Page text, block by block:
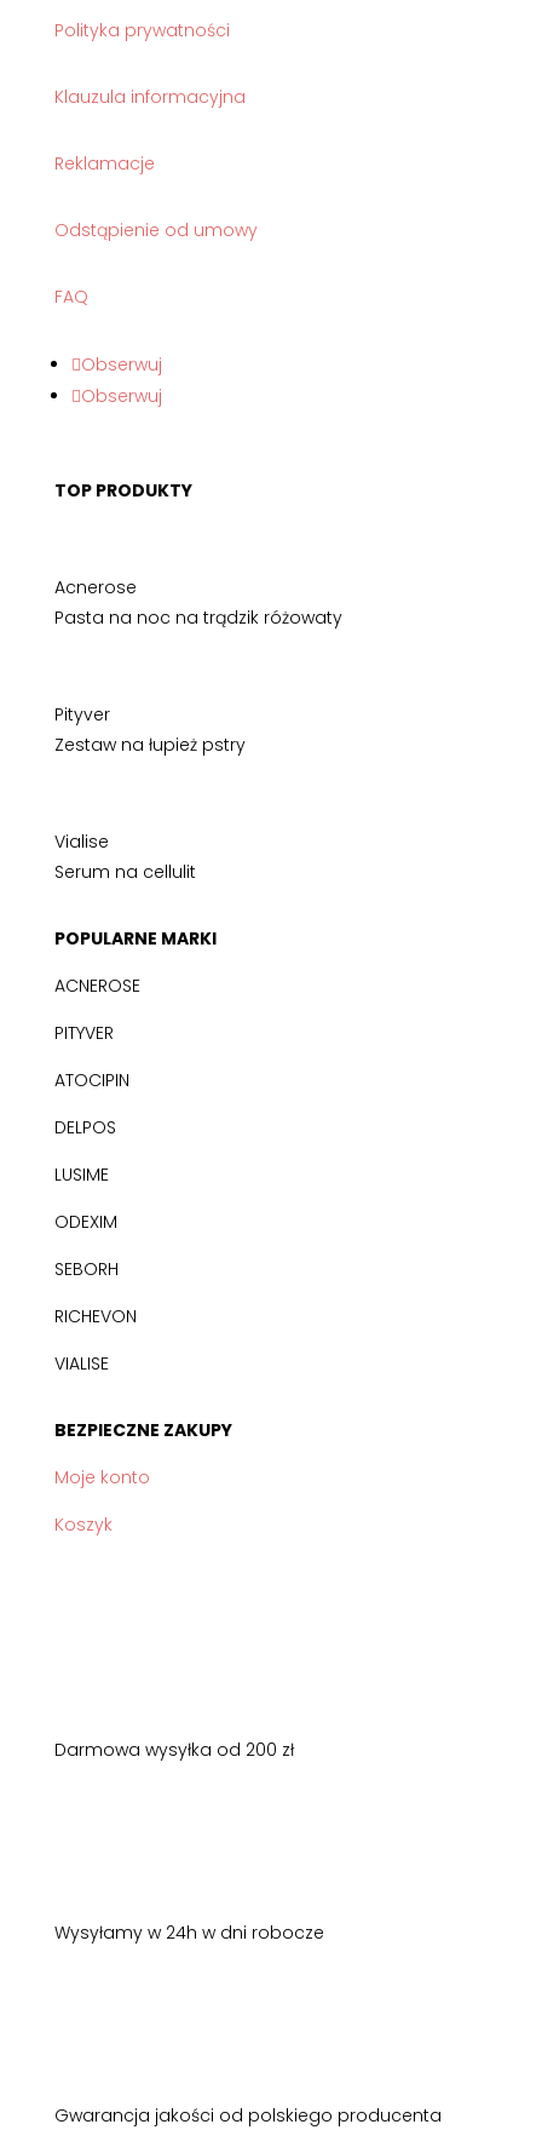
Polityka prywatności
Klauzula informacyjna
Reklamacje
Odstąpienie od umowy
FAQ
Obserwuj
Obserwuj
TOP PRODUKTY
Acnerose
Pasta na noc na trądzik różowaty
Pityver
Zestaw na łupież pstry
Vialise
Serum na cellulit
POPULARNE MARKI
ACNEROSE
PITYVER
ATOCIPIN
DELPOS
LUSIME
ODEXIM
SEBORH
RICHEVON
VIALISE
BEZPIECZNE ZAKUPY
Moje konto
Koszyk
Darmowa wysyłka od 200 zł
Wysyłamy w 24h w dni robocze
Gwarancja jakości od polskiego producenta